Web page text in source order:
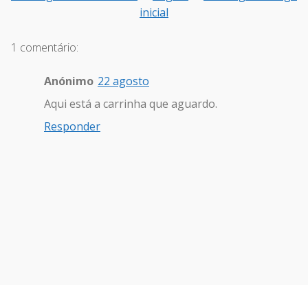
inicial
1 comentário:
Anónimo 22 agosto
Aqui está a carrinha que aguardo.
Responder